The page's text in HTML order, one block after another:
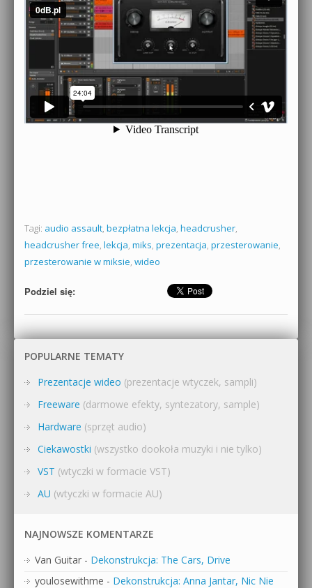
Tagi: audio assault, bezpłatna lekcja, headcrusher,
headcrusher free, lekcja, miks, prezentacja, przesterowanie,
przesterowanie w miksie, wideo
Podziel się:
POPULARNE TEMATY
Prezentacje wideo (prezentacje wtyczek, sampli)
Freeware (darmowe efekty, syntezatory, sample)
Hardware (sprzęt audio)
Ciekawostki (wszystko dookoła muzyki i nie tylko)
VST (wtyczki w formacie VST)
AU (wtyczki w formacie AU)
NAJNOWSZE KOMENTARZE
Van Guitar - Dekonstrukcja: The Cars, Drive
youlosewithme - Dekonstrukcja: Anna Jantar, Nic Nie